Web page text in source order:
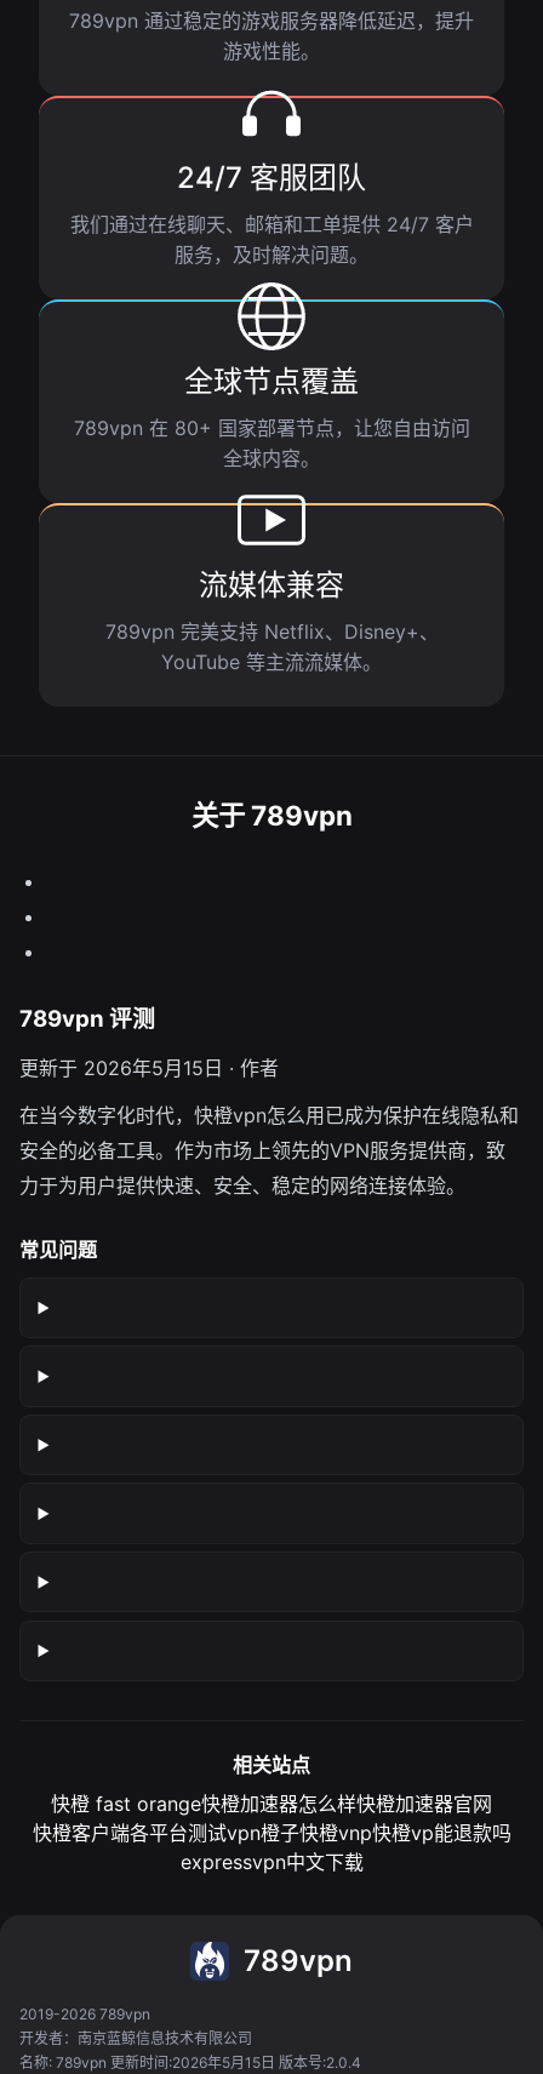
789vpn 通过稳定的游戏服务器降低延迟，提升
游戏性能。
24/7 客服团队
我们通过在线聊天、邮箱和工单提供 24/7 客户
服务，及时解决问题。
全球节点覆盖
789vpn 在 80+ 国家部署节点，让您自由访问
全球内容。
流媒体兼容
789vpn 完美支持 Netflix、Disney+、
YouTube 等主流流媒体。
关于 789vpn
789vpn 评测
更新于 2026年5月15日 · 作者
在当今数字化时代，快橙vpn怎么用已成为保护在线隐私和
安全的必备工具。作为市场上领先的VPN服务提供商，致
力于为用户提供快速、安全、稳定的网络连接体验。
常见问题
相关站点
快橙 fast orange快橙加速器怎么样快橙加速器官网
快橙客户端各平台测试vpn橙子快橙vnp快橙vp能退款吗
expressvpn中文下载
789vpn
2019-2026 789vpn
开发者：南京蓝鲸信息技术有限公司
名称: 789vpn 更新时间:2026年5月15日 版本号:2.0.4